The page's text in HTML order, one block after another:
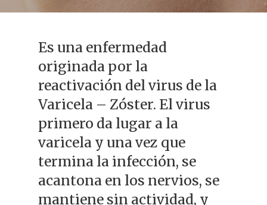
Es una enfermedad
originada por la
reactivación del virus de la
Varicela – Zóster. El virus
primero da lugar a la
varicela y una vez que
termina la infección, se
acantona en los nervios, se
mantiene sin actividad, y